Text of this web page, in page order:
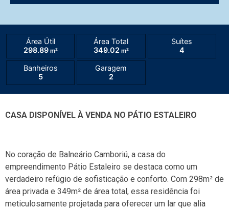
Área Útil
298.89m²
Área Total
349.02 m²
Suítes
4
Banheiros
5
Garagem
2
CASA DISPONÍVEL À VENDA NO PÁTIO ESTALEIRO
No coração de Balneário Camboriú, a casa do
empreendimento Pátio Estaleiro se destaca como um
verdadeiro refúgio de sofisticação e conforto. Com 298m² de
área privada e 349m² de área total, essa residência foi
meticulosamente projetada para oferecer um lar que alia